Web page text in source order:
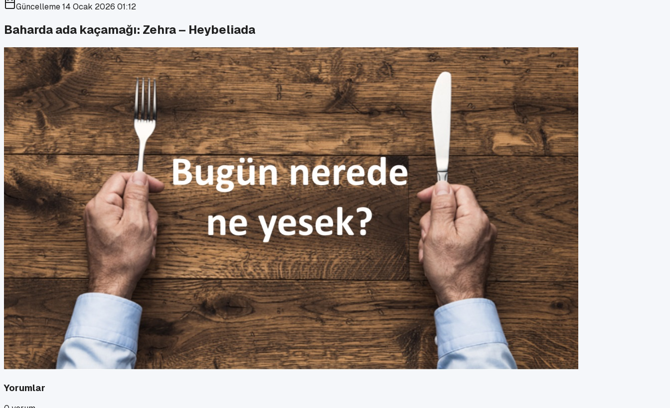
Güncelleme14 Ocak 2026 01:12
Baharda ada kaçamağı: Zehra – Heybeliada
Yorumlar